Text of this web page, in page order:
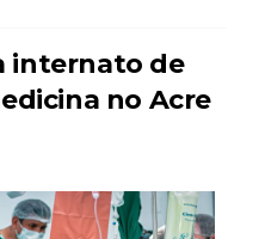
internato de
no Acre